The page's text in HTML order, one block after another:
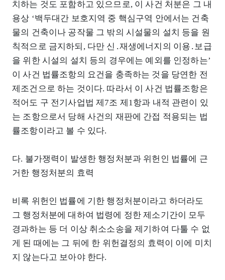
치하는 것도 포함하고 있으므로, 이 사건 처분은 그 내
용상 ‘백두대간 보호지역 중 핵심구역 안에서는 건축
물의 건축이나 공작물 그 밖의 시설물의 설치 등을 원
칙적으로 금지하되, 다만 신․재생에너지의 이용․보급
을 위한 시설의 설치 등의 경우에는 예외를 인정하는’
이 사건 법률조항의 요건을 충족하는 것을 당연한 전
제조건으로 하는 것이다. 따라서 이 사건 법률조항은
적어도 구 전기사업법 제7조 제1항과 내적 관련이 있
는 조항으로서 당해 사건의 재판에 간접 적용되는 법
률조항이라고 볼 수 있다.
다. 불가쟁력이 발생한 행정처분과 위헌인 법률에 근
거한 행정처분의 효력
비록 위헌인 법률에 기한 행정처분이라고 하더라도
그 행정처분에 대하여 법령에 정한 제소기간이 모두
경과하는 등 더 이상 취소소송을 제기하여 다툴 수 없
게 된 때에는 그 뒤에 한 위헌결정의 효력이 이에 미치
지 않는다고 보아야 한다.